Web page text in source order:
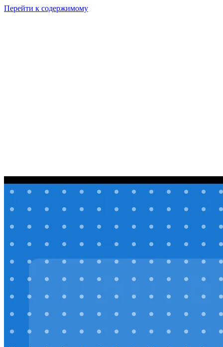
Перейти к содержимому